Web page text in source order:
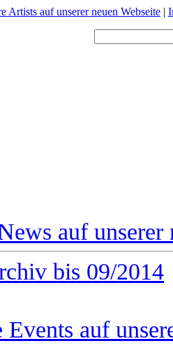
Artists auf unserer neuen Webseite |
auf unserer
bis 09/2014
auf